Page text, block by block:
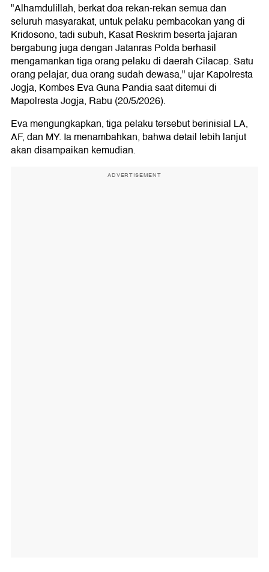
"Alhamdulillah, berkat doa rekan-rekan semua dan
seluruh masyarakat, untuk pelaku pembacokan yang di
Kridosono, tadi subuh, Kasat Reskrim beserta jajaran
bergabung juga dengan Jatanras Polda berhasil
mengamankan tiga orang pelaku di daerah Cilacap. Satu
orang pelajar, dua orang sudah dewasa," ujar Kapolresta
Jogja, Kombes Eva Guna Pandia saat ditemui di
Mapolresta Jogja, Rabu (20/5/2026).
Eva mengungkapkan, tiga pelaku tersebut berinisial LA,
AF, dan MY. Ia menambahkan, bahwa detail lebih lanjut
akan disampaikan kemudian.
ADVERTISEMENT